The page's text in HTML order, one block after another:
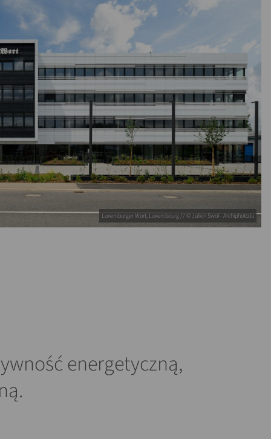
Luxemburger Wort, Luxembourg // © Julien Swol - Archiphoto.lu
energetyczną,